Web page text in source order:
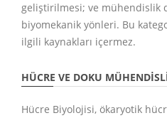
geliştirilmesi; ve mühendislik
biyomekanik yönleri. Bu
ilgili kaynakları içermez.
HÜCRE VE DOKU
Hücre Biyolojisi, ökaryotik